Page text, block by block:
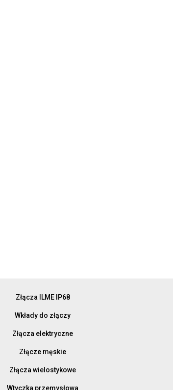
Złącza ILME IP68
Wkłady do złączy
Złącza elektryczne
Złącze męskie
Złącza wielostykowe
Wtyczka przemysłowa